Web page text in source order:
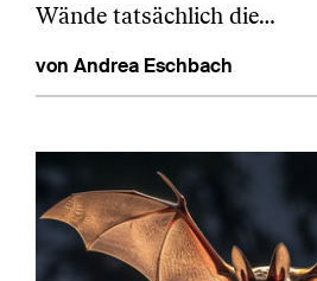
Wände tatsächlich die…
von Andrea Eschbach